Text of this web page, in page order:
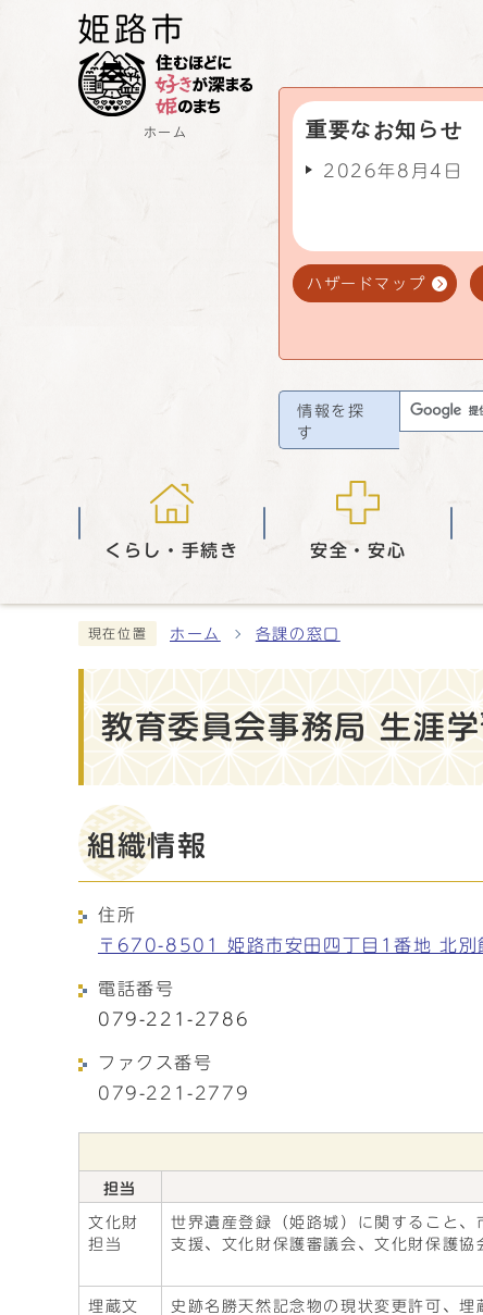
ホーム 重要なお知らせ
2026年8月4日
ハザードマップ
情報を探
す
くらし・手続き 安全・安心
現在位置 ホーム 各課の窓口
教育委員会事務局 生涯
組織情報
住所
〒670-8501 姫路市安田四丁目1番地 北別
電話番号
079-221-2786
ファクス番号
079-221-2779
担当
文化財
担当
世界遺産登録（姫路城）に関すること
支援、文化財保護審議会、文化財保護
埋蔵文
史跡名勝天然記念物の現状変更許可、